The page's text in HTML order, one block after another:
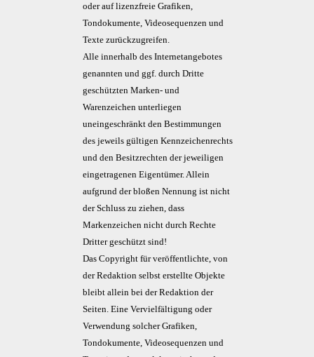
oder auf lizenzfreie Grafiken,
Tondokumente, Videosequenzen und
Texte zurückzugreifen.
Alle innerhalb des Internetangebotes
genannten und ggf. durch Dritte
geschützten Marken- und
Warenzeichen unterliegen
uneingeschränkt den Bestimmungen
des jeweils gültigen Kennzeichenrechts
und den Besitzrechten der jeweiligen
eingetragenen Eigentümer. Allein
aufgrund der bloßen Nennung ist nicht
der Schluss zu ziehen, dass
Markenzeichen nicht durch Rechte
Dritter geschützt sind!
Das Copyright für veröffentlichte, von
der Redaktion selbst erstellte Objekte
bleibt allein bei der Redaktion der
Seiten. Eine Vervielfältigung oder
Verwendung solcher Grafiken,
Tondokumente, Videosequenzen und